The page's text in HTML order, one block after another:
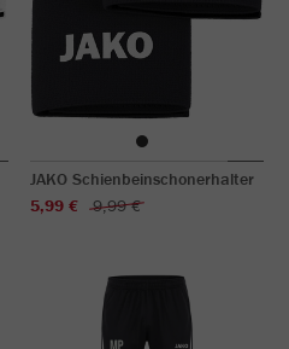
JAKO Schienbeinschonerhalter
5,99 €
9,99 €